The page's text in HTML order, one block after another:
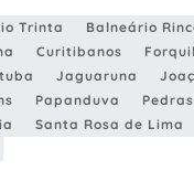
Trinta Balneário
Curitibanos
Jaguaruna
Papanduva
Santa Rosa de Lima